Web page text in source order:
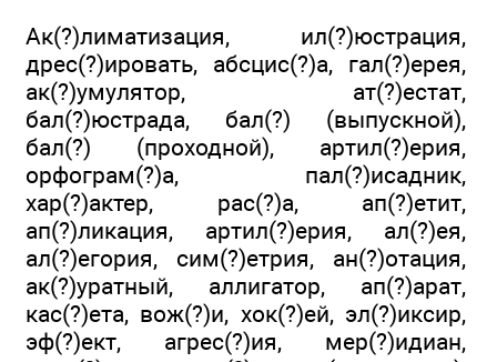
Ак(?)лиматизация, ил(?)юстрация,
дрес(?)ировать, абсцис(?)а, гал(?)ерея,
ак(?)умулятор, ат(?)естат,
бал(?)юстрада, бал(?) (выпускной),
бал(?) (проходной), артил(?)ерия,
орфограм(?)а, пал(?)исадник,
хар(?)актер, рас(?)а, ап(?)етит,
ап(?)ликация, артил(?)ерия, ал(?)ея,
ал(?)егория, сим(?)етрия, ан(?)отация,
ак(?)уратный, аллигатор, ап(?)арат,
кас(?)ета, вож(?)и, хок(?)ей, эл(?)иксир,
эф(?)ект, агрес(?)ия, мер(?)идиан,